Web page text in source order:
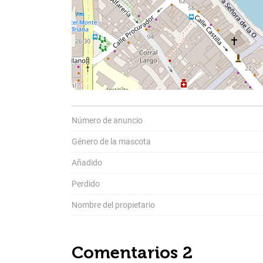
Número de anuncio
Género de la mascota
Añadido
Perdido
Nombre del propietario
Comentarios 2